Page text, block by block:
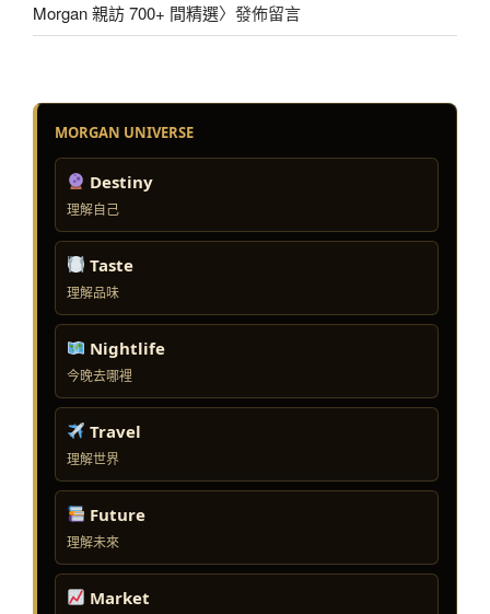
Morgan 親訪 700+ 間精選〉發佈留言
MORGAN UNIVERSE
Destiny
理解自己
Taste
理解品味
Nightlife
今晚去哪裡
Travel
理解世界
Future
理解未來
Market